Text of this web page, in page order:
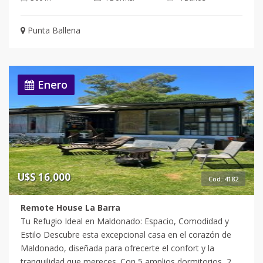
Dormitorios 4 Baños 4 Suites Cocina : Definida, Living
Punta Ballena
Enero
Cod. 4182
U$S 16,000
Remote House La Barra
Tu Refugio Ideal en Maldonado: Espacio, Comodidad y
Estilo Descubre esta excepcional casa en el corazón de
Maldonado, diseñada para ofrecerte el confort y la